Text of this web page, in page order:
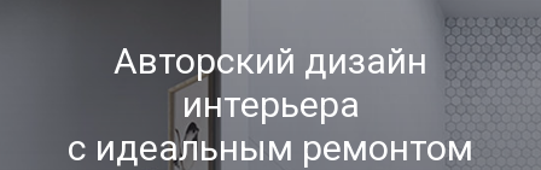
Авторский дизайн
интерьера
с идеальным ремонтом